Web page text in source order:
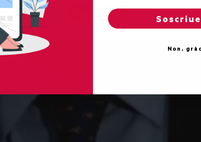
Regles de "cookies" Acceptar totes
Non,